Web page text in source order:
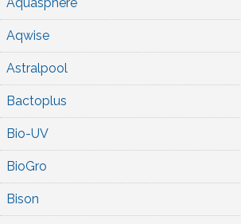
Aqwise
Astralpool
Bactoplus
Bio-UV
BioGro
Bison